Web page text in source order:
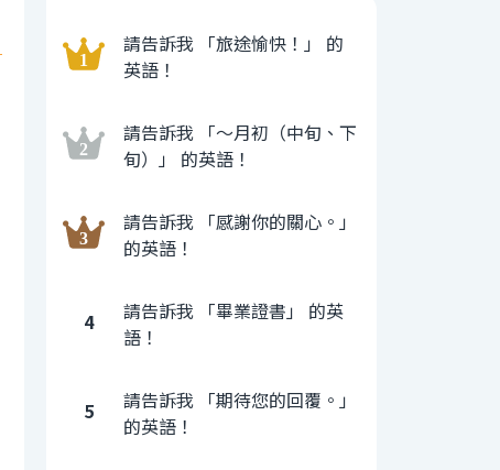
請告訴我 「旅途愉快！」 的
英語！
請告訴我 「〜月初（中旬、下
旬）」 的英語！
請告訴我 「感謝你的關心。」
的英語！
4
請告訴我 「畢業證書」 的英
語！
5
請告訴我 「期待您的回覆。」
的英語！